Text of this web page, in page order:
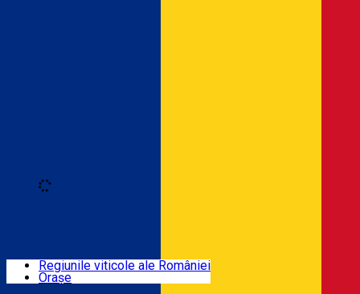
Locuri cu vin
Regiunile viticole ale României
Orașe